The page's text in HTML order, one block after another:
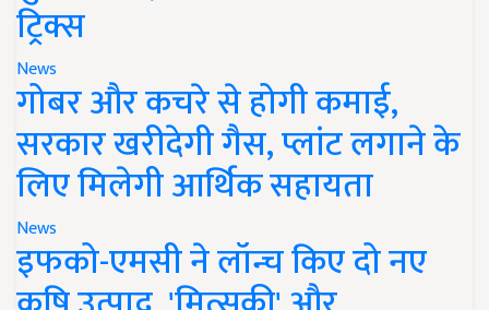
ट्रिक्स
News
गोबर और कचरे से होगी कमाई,
सरकार खरीदेगी गैस, प्लांट लगाने के
लिए मिलेगी आर्थिक सहायता
News
इफको-एमसी ने लॉन्च किए दो नए